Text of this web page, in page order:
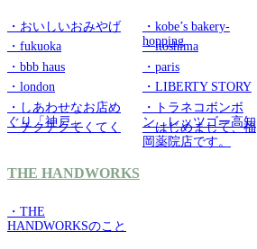
・おいしいおみやげ
・kobe’s bakery-
hopping
・fukuoka
・itoshima
・bbb haus
・paris
・london
・LIBERTY STORY
・しあわせなお店め
ぐり「神戸」
・トラネコボンボ
ン レッツゴー高知
・チクチクてくてく
・はじめまして、福
岡薬院店です。
THE HANDWORKS
・THE
HANDWORKSのこと